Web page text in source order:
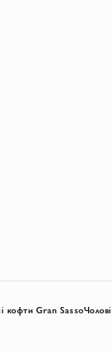
кофти Gran Sasso